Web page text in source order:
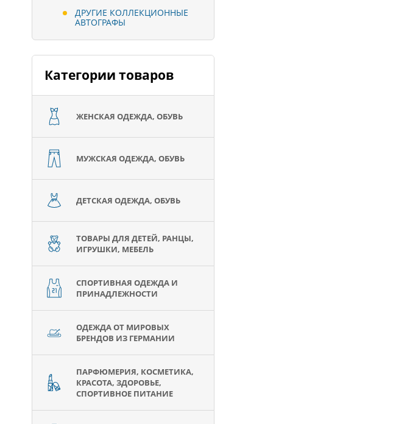
ДРУГИЕ КОЛЛЕКЦИОННЫЕ
АВТОГРАФЫ
Категории товаров
ЖЕНСКАЯ ОДЕЖДА, ОБУВЬ
МУЖСКАЯ ОДЕЖДА, ОБУВЬ
ДЕТСКАЯ ОДЕЖДА, ОБУВЬ
ТОВАРЫ ДЛЯ ДЕТЕЙ, РАНЦЫ,
ИГРУШКИ, МЕБЕЛЬ
СПОРТИВНАЯ ОДЕЖДА И
ПРИНАДЛЕЖНОСТИ
ОДЕЖДА ОТ МИРОВЫХ
БРЕНДОВ ИЗ ГЕРМАНИИ
ПАРФЮМЕРИЯ, КОСМЕТИКА,
КРАСОТА, ЗДОРОВЬЕ,
СПОРТИВНОЕ ПИТАНИЕ